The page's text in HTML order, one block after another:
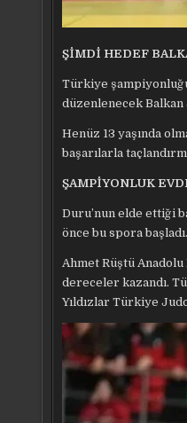
ŞİMDİ HEDEF
Türkiye
düzenlenecek Balkan
Henüz 13 yaşında
başarılarla
ŞAMPİYONLUK
Duru’nun elde ettiği
önce bu spora başladı.
Ahmet Rüştü
dereceler kazandı.
Yıldızlar Türkiye